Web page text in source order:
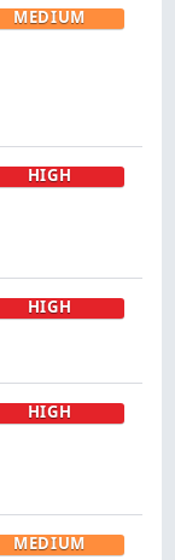
MEDIUM
HIGH
HIGH
HIGH
MEDIUM